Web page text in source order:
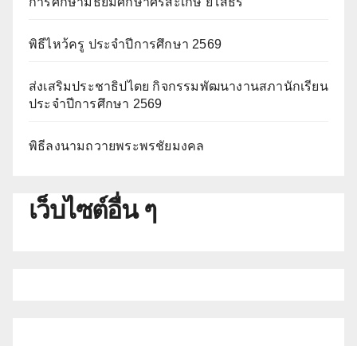
พิธีไหว้ครู ประจำปีการศึกษา 2569
ส่งเสริมประชาธิปไตย กิจกรรมพัฒนางานสภานักเรียน
ประจำปีการศึกษา 2569
พิธีลงนามถวายพระพรชัยมงคล
เว็บไซต์อื่น ๆ